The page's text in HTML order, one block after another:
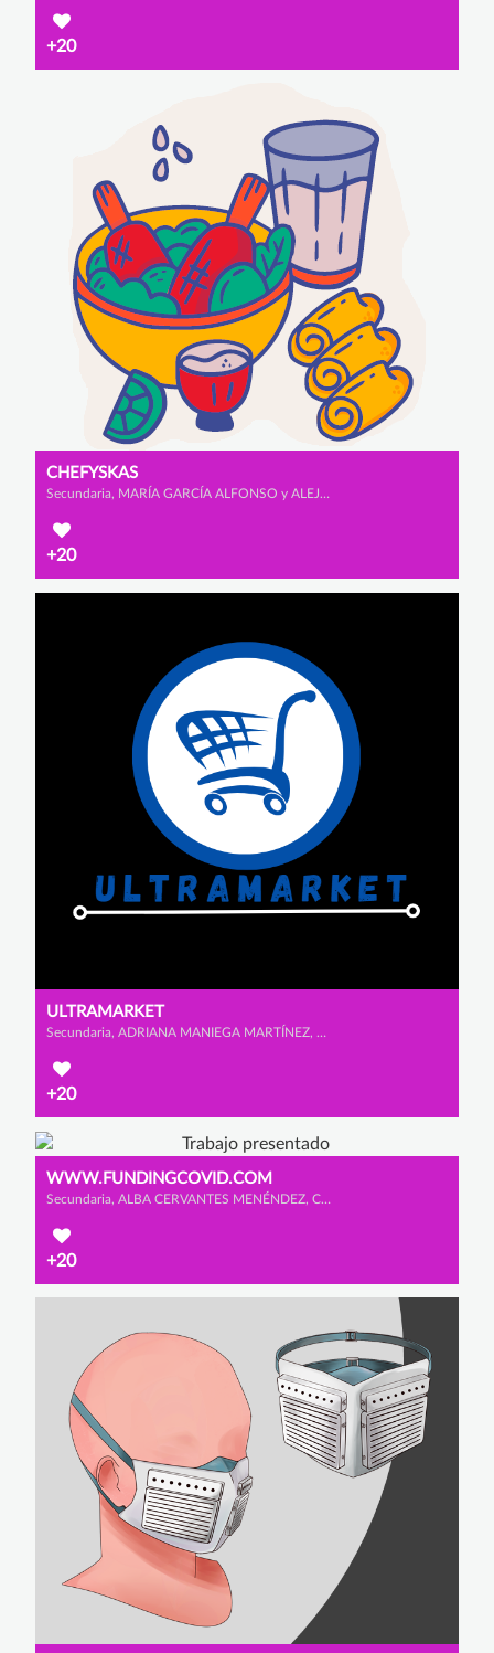
+20
CHEFYSKAS
Secundaria, MARÍA GARCÍA ALFONSO y ALEJANDRA ZURDO GUTIÉRREZ
+20
ULTRAMARKET
Secundaria, ADRIANA MANIEGA MARTÍNEZ, CARLOTA MORENO PRADO y IRENE MUÑOZ ROMERO
+20
WWW.FUNDINGCOVID.COM
Secundaria, ALBA CERVANTES MENÉNDEZ, CLAUDIA LÓPEZ GONZÁLEZ y YARA GONZÁLEZ DE ANDRES
+20